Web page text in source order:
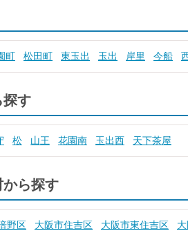
町 松田町 東玉出 玉出 岸里 今船
探す
松 山王 花園南 玉出西 天下茶屋
ら探す
野区 大阪市住吉区 大阪市東住吉区